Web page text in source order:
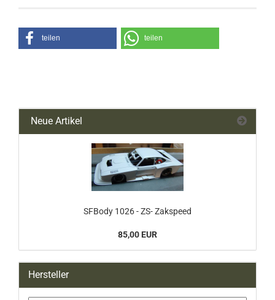
teilen teilen
Neue Artikel
SFBody 1026 - ZS- Zakspeed
85,00 EUR
Hersteller